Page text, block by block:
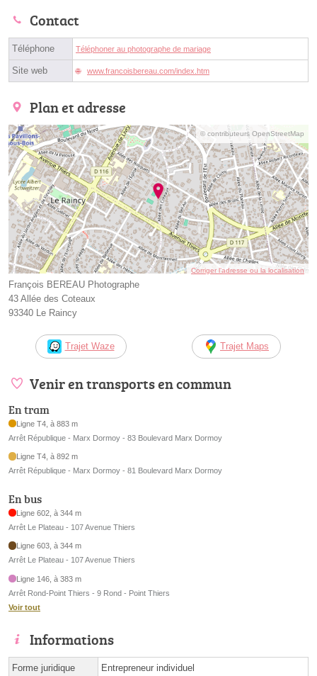
Contact
Téléphone Téléphoner au photographe de mariage
Site web www.francoisbereau.com/index.htm
Plan et adresse
© contributeurs OpenStreetMap
Corriger l’adresse ou la localisation
François BEREAU Photographe
43 Allée des Coteaux
93340 Le Raincy
Trajet Waze Trajet Maps
Venir en transports en commun
En tram
Ligne T4, à 883 m
Arrêt République - Marx Dormoy - 83 Boulevard Marx Dormoy
Ligne T4, à 892 m
Arrêt République - Marx Dormoy - 81 Boulevard Marx Dormoy
En bus
Ligne 602, à 344 m
Arrêt Le Plateau - 107 Avenue Thiers
Ligne 603, à 344 m
Arrêt Le Plateau - 107 Avenue Thiers
Ligne 146, à 383 m
Arrêt Rond-Point Thiers - 9 Rond - Point Thiers
Voir tout
Informations
Forme juridique Entrepreneur individuel